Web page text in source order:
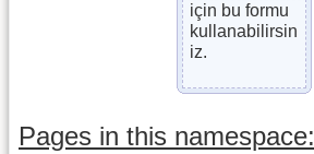
için bu formu
kullanabilirsin
iz.
Pages in this namespace: